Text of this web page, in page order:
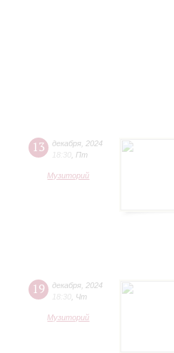
13 декабря 2024
18:30 Пт
Музиторий
19 декабря 2024
18:30 Чт
Музиторий